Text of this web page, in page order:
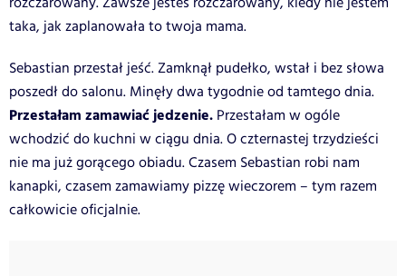
taka, jak zaplanowała to twoja mama.
Sebastian przestał jeść. Zamknął pudełko, wstał i bez słowa
poszedł do salonu. Minęły dwa tygodnie od tamtego dnia.
Przestałam zamawiać jedzenie. Przestałam w ogóle
wchodzić do kuchni w ciągu dnia. O czternastej trzydzieści
nie ma już gorącego obiadu. Czasem Sebastian robi nam
kanapki, czasem zamawiamy pizzę wieczorem – tym razem
całkowicie oficjalnie.